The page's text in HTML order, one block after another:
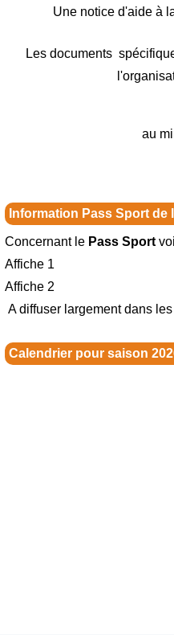
Une notice d'aide à
Les documents
au
Information Pass Sport de
Concernant le Pass Sport
Affiche 1
Affiche 2
A diffuser largement dans
Calendrier pour saison